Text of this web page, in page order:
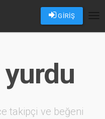
GİRİŞ
takipçi ve beğeni